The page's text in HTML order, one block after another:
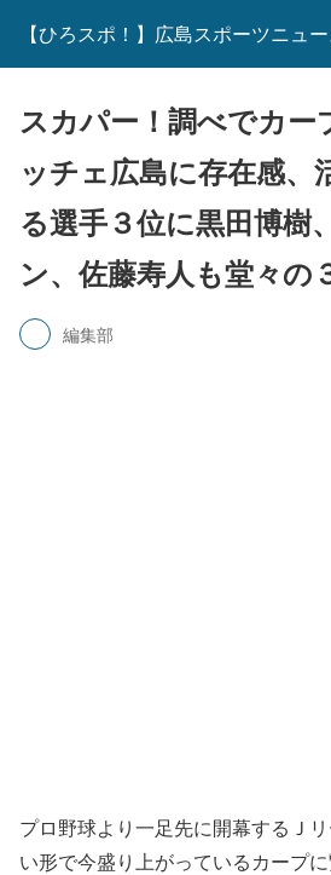
【ひろスポ！】広島スポーツニュ
スカパー！調べでカー
ッチェ広島に存在感、
る選手３位に黒田博樹
ン、佐藤寿人も堂々の
編集部
プロ野球より一足先に開幕するＪ
い形で今盛り上がっているカープ